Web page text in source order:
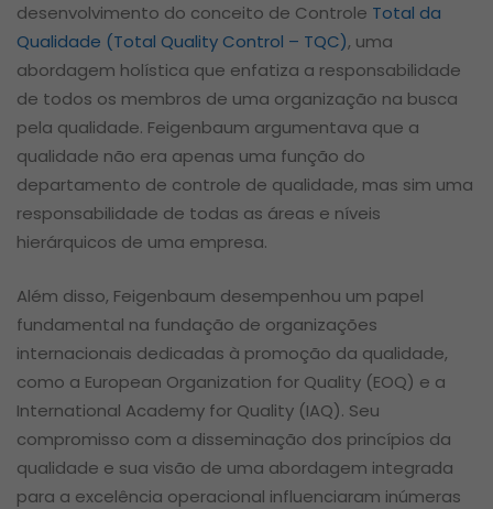
desenvolvimento do conceito de Controle Total da
Qualidade (Total Quality Control – TQC), uma
abordagem holística que enfatiza a responsabilidade
de todos os membros de uma organização na busca
pela qualidade. Feigenbaum argumentava que a
qualidade não era apenas uma função do
departamento de controle de qualidade, mas sim uma
responsabilidade de todas as áreas e níveis
hierárquicos de uma empresa.
Além disso, Feigenbaum desempenhou um papel
fundamental na fundação de organizações
internacionais dedicadas à promoção da qualidade,
como a European Organization for Quality (EOQ) e a
International Academy for Quality (IAQ). Seu
compromisso com a disseminação dos princípios da
qualidade e sua visão de uma abordagem integrada
para a excelência operacional influenciaram inúmeras